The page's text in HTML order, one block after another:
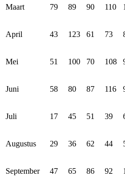
Maart 79 89 90 110
April 43 123 61 73
Mei 51 100 70 108
Juni 58 80 87 116
Juli 17 45 51 39
Augustus 29 36 62 44
September 47 65 86 92